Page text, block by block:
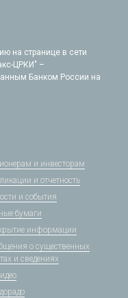
на странице в сети
ЦРКИ" –
Банком России на
и инвесторам
и отчетность
и события
бумаги
информации
о существенных
и сведениях